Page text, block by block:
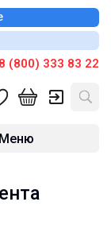
8 (800) 333 83 22
Меню